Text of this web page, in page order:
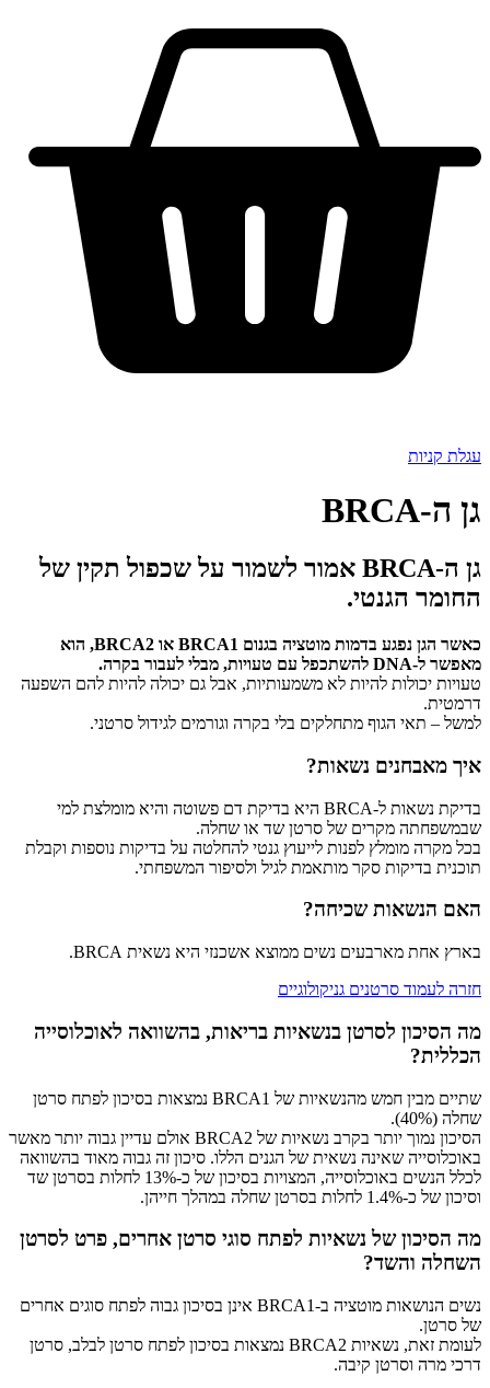
עגלת קניות
גן ה-BRCA
גן ה-BRCA אמור לשמור על שכפול תקין של
החומר הגנטי.
כאשר הגן נפגע בדמות מוטציה בגנום BRCA1 או BRCA2, הוא
מאפשר ל-DNA להשתכפל עם טעויות, מבלי לעבור בקרה.
טעויות יכולות להיות לא משמעותיות, אבל גם יכולה להיות להם השפעה
דרמטית.
למשל – תאי הגוף מתחלקים בלי בקרה וגורמים לגידול סרטני.
איך מאבחנים נשאות?
בדיקת נשאות ל-BRCA היא בדיקת דם פשוטה והיא מומלצת למי
שבמשפחתה מקרים של סרטן שד או שחלה.
בכל מקרה מומלץ לפנות לייעוץ גנטי להחלטה על בדיקות נוספות וקבלת
תוכנית בדיקות סקר מותאמת לגיל ולסיפור המשפחתי.
האם הנשאות שכיחה?​
בארץ אחת מארבעים נשים ממוצא אשכנזי היא נשאית BRCA.
חזרה לעמוד סרטנים גניקולוגיים
מה הסיכון לסרטן בנשאיות בריאות, בהשוואה לאוכלוסייה
הכללית?
שתיים מבין חמש מהנשאיות של BRCA1 נמצאות בסיכון לפתח סרטן
שחלה (40%).
הסיכון נמוך יותר בקרב נשאיות של BRCA2 אולם עדיין גבוה יותר מאשר
באוכלוסייה שאינה נשאית של הגנים הללו. סיכון זה גבוה מאוד בהשוואה
לכלל הנשים באוכלוסייה, המצויות בסיכון של כ-13% לחלות בסרטן שד
וסיכון של כ-1.4% לחלות בסרטן שחלה במהלך חייהן.
מה הסיכון של נשאיות לפתח סוגי סרטן אחרים, פרט לסרטן
השחלה והשד?
נשים הנושאות מוטציה ב-BRCA1 אינן בסיכון גבוה לפתח סוגים אחרים
של סרטן.
לעומת זאת, נשאיות BRCA2 נמצאות בסיכון לפתח סרטן לבלב, סרטן
דרכי מרה וסרטן קיבה.